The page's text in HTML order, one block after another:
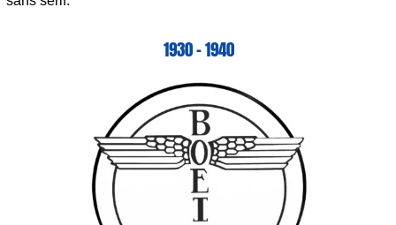
1930 – 1940